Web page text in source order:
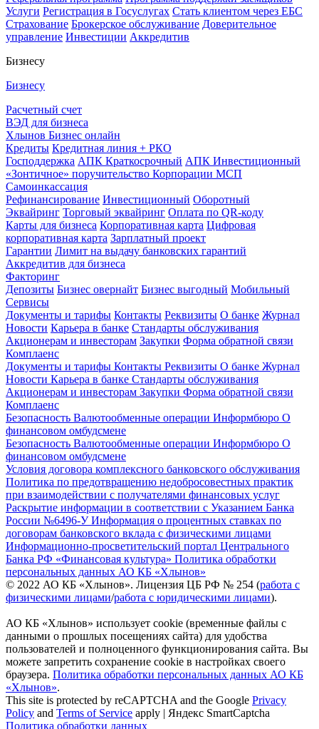
Услуги Регистрация в Госуслугах Стать клиентом через ЕБС
Страхование Брокерское обслуживание Доверительное
управление Инвестиции Аккредитив
Бизнесу
Бизнесу
Расчетный счет
ВЭД для бизнеса
Хлынов Бизнес онлайн
Кредиты Кредитная линия + РКО
Господдержка АПК Краткосрочный АПК Инвестиционный
«Зонтичное» поручительство Корпорации МСП
Самоинкассация
Рефинансирование Инвестиционный Оборотный
Эквайринг Торговый эквайринг Оплата по QR-коду
Карты для бизнеса Корпоративная карта Цифровая
корпоративная карта Зарплатный проект
Гарантии Лимит на выдачу банковских гарантий
Аккредитив для бизнеса
Факторинг
Депозиты Бизнес овернайт Бизнес выгодный Мобильный
Сервисы
Документы и тарифы Контакты Реквизиты О банке Журнал
Новости Карьера в банке Стандарты обслуживания
Акционерам и инвесторам Закупки Форма обратной связи
Комплаенс
Документы и тарифы Контакты Реквизиты О банке Журнал
Новости Карьера в банке Стандарты обслуживания
Акционерам и инвесторам Закупки Форма обратной связи
Комплаенс
Безопасность Валютообменные операции Информбюро О
финансовом омбудсмене
Безопасность Валютообменные операции Информбюро О
финансовом омбудсмене
Условия договора комплексного банковского обслуживания
Политика по предотвращению недобросовестных практик
при взаимодействии с получателями финансовых услуг
Раскрытие информации в соответствии с Указанием Банка
России №6496-УИнформация о процентных ставках по
договорам банковского вклада с физическими лицами
Информационно-просветительский портал Центрального
Банка РФ «Финансовая культура» Политика обработки
персональных данных АО КБ «Хлынов»
© 2022 АО КБ «Хлынов». Лицензия ЦБ РФ № 254 (работа с
физическими лицами/работа с юридическими лицами).
АО КБ «Хлынов» использует cookie (временные файлы с
данными о прошлых посещениях сайта) для удобства
пользователей и полноценного функционирования сайта. Вы
можете запретить сохранение cookie в настройках своего
браузера. Политика обработки персональных данных АО КБ
«Хлынов».
This site is protected by reCAPTCHA and the Google Privacy
Policy and Terms of Service apply | Яндекс SmartCaptcha
Политика обработки данных